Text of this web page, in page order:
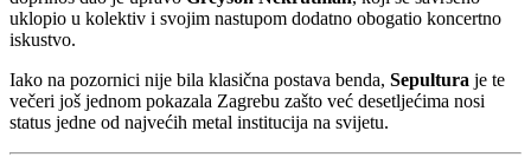
uklopio u kolektiv i svojim nastupom dodatno obogatio koncertno
iskustvo.
Iako na pozornici nije bila klasična postava benda, Sepultura je te
večeri još jednom pokazala Zagrebu zašto već desetljećima nosi
status jedne od najvećih metal institucija na svijetu.